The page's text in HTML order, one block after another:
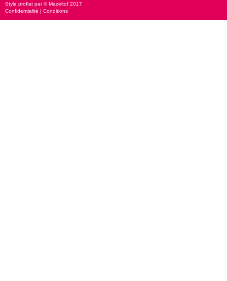
Style proflat par ©Mazeltof 2017
Confidentialité | Conditions